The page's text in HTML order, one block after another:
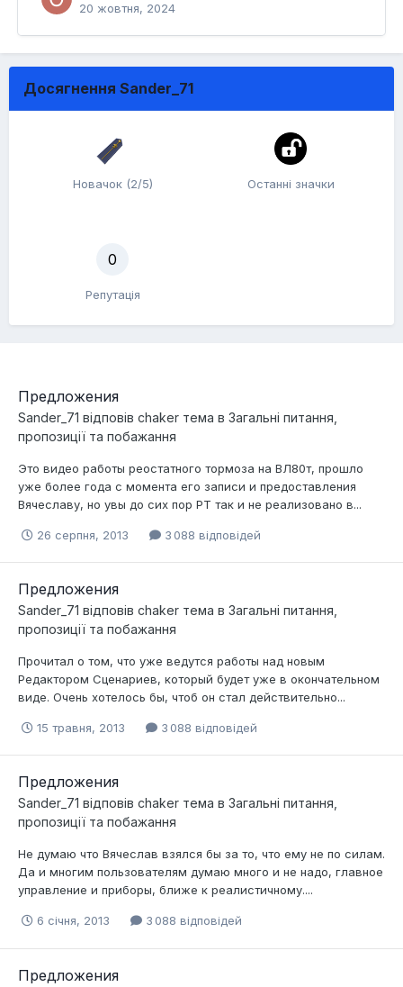
20 жовтня, 2024
Досягнення Sander_71
Новачок (2/5) Останні значки
0
Репутація
Предложения
Sander_71 відповів chaker тема в Загальні питання,
пропозиції та побажання
Это видео работы реостатного тормоза на ВЛ80т, прошло
уже более года с момента его записи и предоставления
Вячеславу, но увы до сих пор РТ так и не реализовано в...
26 серпня, 2013 3 088 відповідей
Предложения
Sander_71 відповів chaker тема в Загальні питання,
пропозиції та побажання
Прочитал о том, что уже ведутся работы над новым
Редактором Сценариев, который будет уже в окончательном
виде. Очень хотелось бы, чтоб он стал действительно...
15 травня, 2013 3 088 відповідей
Предложения
Sander_71 відповів chaker тема в Загальні питання,
пропозиції та побажання
Не думаю что Вячеслав взялся бы за то, что ему не по силам.
Да и многим пользователям думаю много и не надо, главное
управление и приборы, ближе к реалистичному....
6 січня, 2013 3 088 відповідей
Предложения